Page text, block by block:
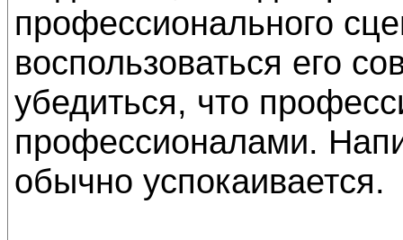
профессионального
воспользоваться его
убедиться, что
профессионалами.
обычно успокаивается.